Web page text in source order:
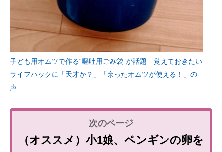
子ども用オムツで作る“嘔吐用ごみ袋”が話題 覚えておきたい
ライフハックに「天才か？」「余ったオムツが使える！」の
声
（オススメ）小1娘、ペンギンの卵を